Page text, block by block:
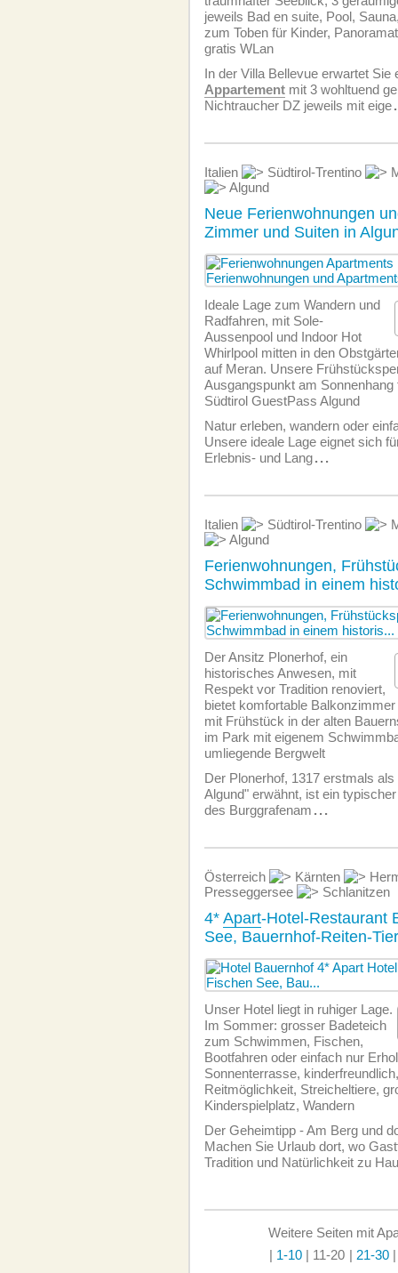
jeweils Bad en suite, Pool,
zum Toben für Kinder,
gratis WLan
In der Villa Bellevue erwartet Sie
Appartement mit 3 wohltuend
Nichtraucher DZ jeweils mit eige
Italien Südtirol-Trentino
Algund
Neue Ferienwohnungen
Zimmer und Suiten in
Ideale Lage zum Wandern und
Radfahren, mit Sole-
Aussenpool und Indoor Hot
Whirlpool mitten in den
auf Meran. Unsere
Ausgangspunkt am Sonnenhang
Südtirol GuestPass Algund
Natur erleben, wandern oder
Unsere ideale Lage eignet sich
Erlebnis- und Lang...
Italien Südtirol-Trentino
Algund
Ferienwohnungen,
Schwimmbad in einem
Der Ansitz Plonerhof, ein
historisches Anwesen, mit
Respekt vor Tradition renoviert,
bietet komfortable
mit Frühstück in der alten
im Park mit eigenem
umliegende Bergwelt
Der Plonerhof, 1317 erstmals als
Algund" erwähnt, ist ein
des Burggrafenam ...
Österreich Kärnten
Presseggersee
Schlanitzen
4* Apart-Hotel-Restaurant
See, Bauernhof-Reiten-
Unser Hotel liegt in ruhiger Lage.
Im Sommer: grosser Badeteich
zum Schwimmen, Fischen,
Bootfahren oder einfach nur
Sonnenterrasse,
Reitmöglichkeit, Streicheltiere,
Kinderspielplatz, Wandern
Der Geheimtipp - Am Berg und
Machen Sie Urlaub dort, wo
Tradition und Natürlichkeit zu
Weitere Seiten mit
| 1-10 | 11-20 | 21-30